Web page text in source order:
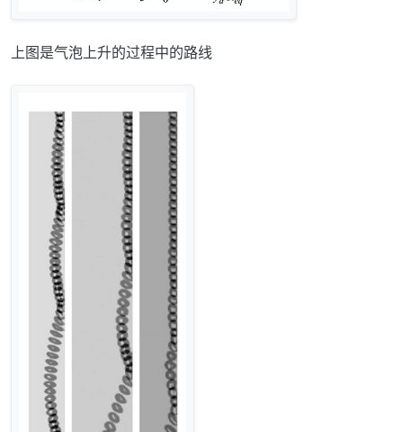
上图是气泡上升的过程中的路线